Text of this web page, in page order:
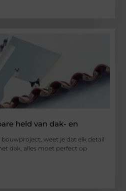
held van dak- en
bouwproject, weet je dat elk detail
dak, alles moet perfect op